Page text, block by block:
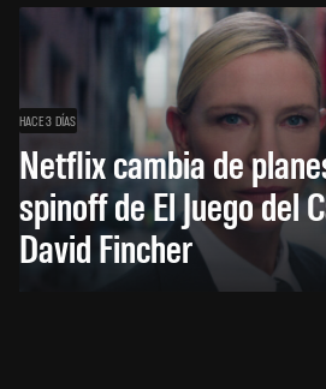
HACE 3 DÍAS
Netflix cambia de
spinoff de El Juego del
David Fincher